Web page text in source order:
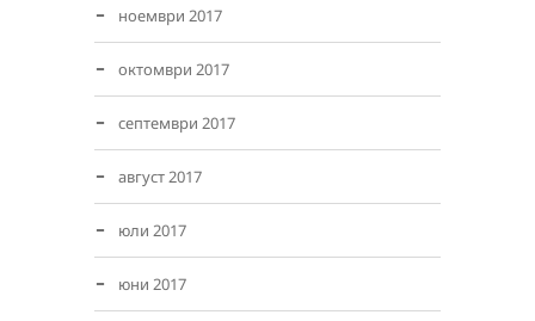
ноември 2017
октомври 2017
септември 2017
август 2017
юли 2017
юни 2017